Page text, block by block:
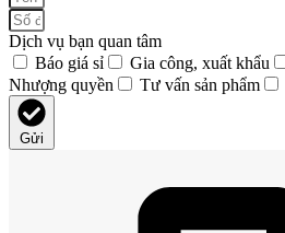
Dịch vụ bạn quan tâm
Báo giá sỉ
Gia công, xuất khẩu
Nhượng quyền
Tư vấn sản phẩm
Gửi